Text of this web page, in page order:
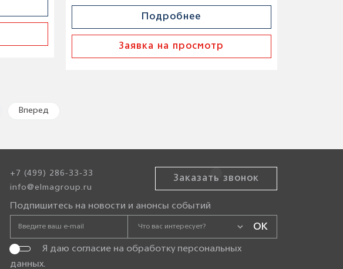
Подробнее
Заявка на просмотр
Вперед
+7 (499) 286-33-33
info@elmagroup.ru
Заказать звонок
Подпишитесь на новости и анонсы событий
Я даю согласие на обработку персональных
данных.